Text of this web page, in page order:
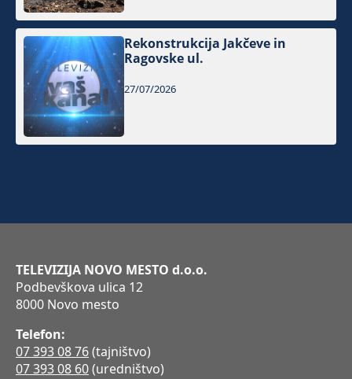
Rekonstrukcija Jakčeve in
Ragovske ul.
27/07/2026
TELEVIZIJA NOVO MESTO d.o.o.
Podbevškova ulica 12
8000 Novo mesto
Telefon:
07 393 08 76(tajništvo)
07 393 08 60(uredništvo)